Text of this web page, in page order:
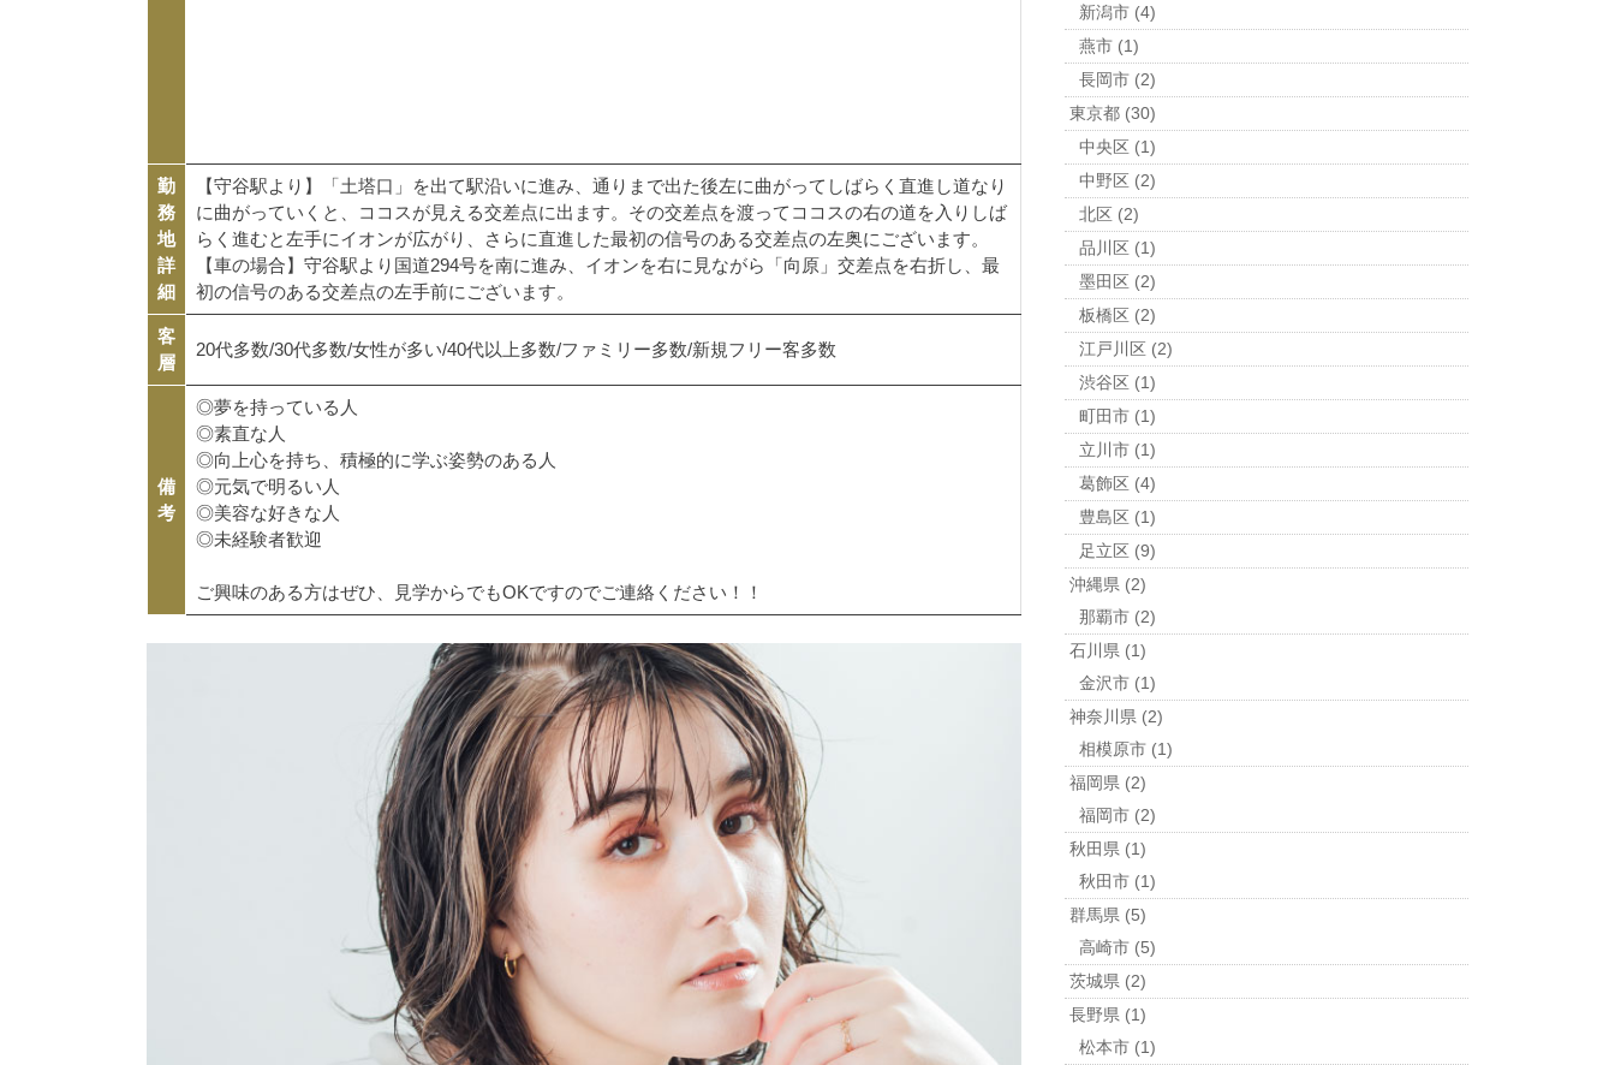
勤
務
地
詳
細
【守谷駅より】「土塔口」を出て駅沿いに進み、通りまで出た後左に曲がってしばらく直進し道なり
に曲がっていくと、ココスが見える交差点に出ます。その交差点を渡ってココスの右の道を入りしば
らく進むと左手にイオンが広がり、さらに直進した最初の信号のある交差点の左奥にございます。
【車の場合】守谷駅より国道294号を南に進み、イオンを右に見ながら「向原」交差点を右折し、最
初の信号のある交差点の左手前にございます。
客
層
20代多数/30代多数/女性が多い/40代以上多数/ファミリー多数/新規フリー客多数
備
考
◎夢を持っている人
◎素直な人
◎向上心を持ち、積極的に学ぶ姿勢のある人
◎元気で明るい人
◎美容な好きな人
◎未経験者歓迎
ご興味のある方はぜひ、見学からでもOKですのでご連絡ください！！
新潟市 (4)
燕市 (1)
長岡市 (2)
東京都 (30)
中央区 (1)
中野区 (2)
北区 (2)
品川区 (1)
墨田区 (2)
板橋区 (2)
江戸川区 (2)
渋谷区 (1)
町田市 (1)
立川市 (1)
葛飾区 (4)
豊島区 (1)
足立区 (9)
沖縄県 (2)
那覇市 (2)
石川県 (1)
金沢市 (1)
神奈川県 (2)
相模原市 (1)
福岡県 (2)
福岡市 (2)
秋田県 (1)
秋田市 (1)
群馬県 (5)
高崎市 (5)
茨城県 (2)
長野県 (1)
松本市 (1)